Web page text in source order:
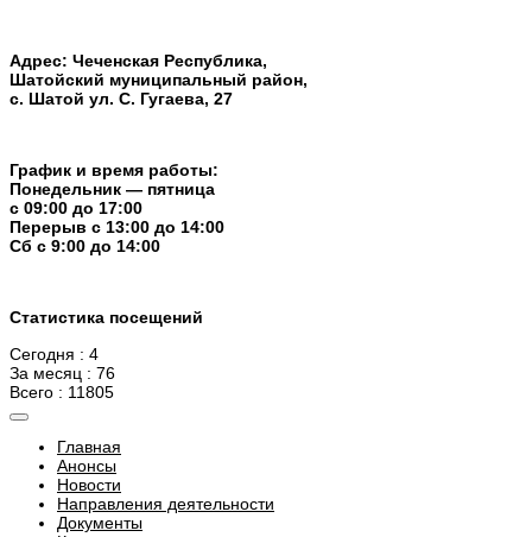
Адрес: Чеченская Республика,
Шатойский муниципальный район,
с. Шатой ул. С. Гугаева, 27
График и время работы:
Понедельник — пятница
с 09:00 до 17:00
Перерыв c 13:00 до 14:00
Cб с 9:00 до 14:00
Статистика посещений
Сегодня : 4
За месяц : 76
Всего : 11805
Главная
Анонсы
Новости
Направления деятельности
Документы